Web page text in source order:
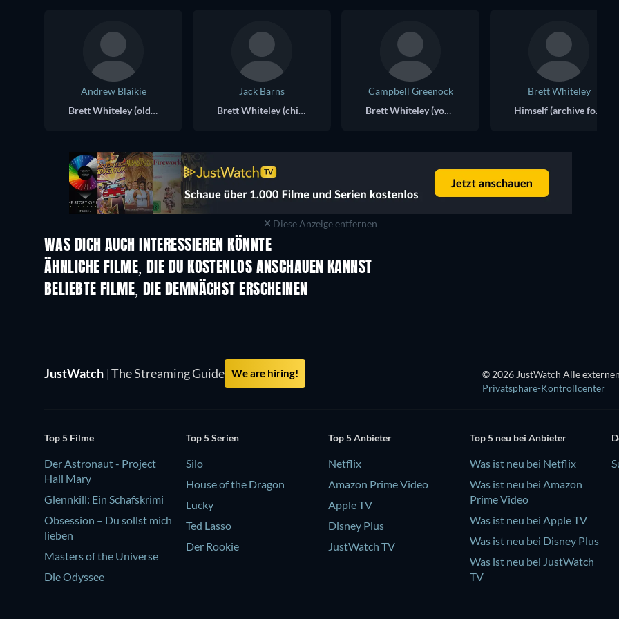
Andrew Blaikie
Brett Whiteley (older)
Jack Barns
Brett Whiteley (child)
Campbell Greenock
Brett Whiteley (younger)
Brett Whiteley
Himself (archive footage)
Diese Anzeige entfernen
WAS DICH AUCH INTERESSIEREN KÖNNTE
ÄHNLICHE FILME, DIE DU KOSTENLOS ANSCHAUEN KANNST
BELIEBTE FILME, DIE DEMNÄCHST ERSCHEINEN
JustWatch | The Streaming Guide We are hiring! © 2026 JustWatch Alle
Privatsphäre-Kontrollcenter
Top 5 Filme
Der Astronaut - Project
Hail Mary
Glennkill: Ein Schafskrimi
Obsession – Du sollst mich
lieben
Masters of the Universe
Die Odyssee
Top 5 Serien
Silo
House of the Dragon
Lucky
Ted Lasso
Der Rookie
Top 5 Anbieter
Netflix
Amazon Prime Video
Apple TV
Disney Plus
JustWatch TV
Top 5 neu bei Anbieter
Was ist neu bei Netflix
Was ist neu bei Amazon
Prime Video
Was ist neu bei Apple TV
Was ist neu bei Disney Plus
Was ist neu bei JustWatch
TV